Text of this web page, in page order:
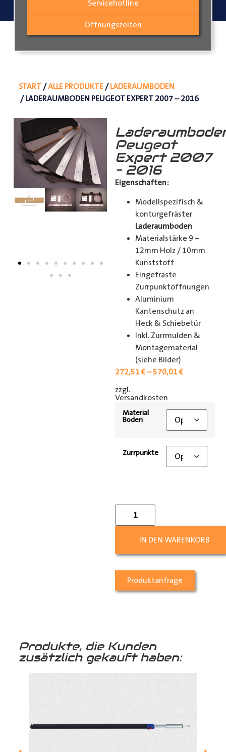
Servicehotline
Öffnungszeiten
START/ALLE PRODUKTE/LADERAUMBODEN
/ LADERAUMBODEN PEUGEOT EXPERT 2007 – 2016
Peugeot
Expert 2007
– 2016
Eigenschaften:
Modellspezifisch &
konturgefräster
Laderaumboden
Materialstärke 9 –
12mm Holz / 10mm
Kunststoff
Eingefräste
Zurrpunktöffnungen
Aluminium
Kantenschutz an
Heck & Schiebetür
Inkl. Zurrmulden &
Montagematerial
(siehe Bilder)
272,51€–570,01€
zzgl.
Versandkosten
Material
Boden
Zurrpunkte
IN DEN WARENKORB
Produktanfrage
Produkte, die Kunden
zusätzlich gekauft haben: